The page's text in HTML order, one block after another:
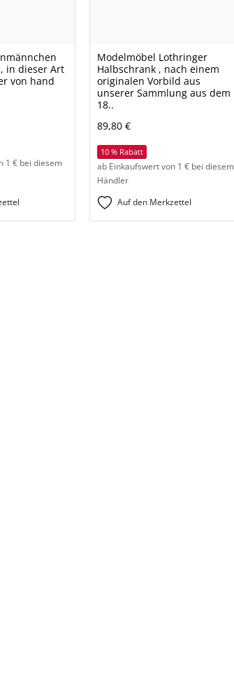
in dieser Art
von hand
1 € bei diesem
Modelmöbel Lothringer
Halbschrank , nach einem
originalen Vorbild aus
unserer Sammlung aus dem
18..
89,80 €
10 % Rabatt
ab Einkaufswert von 1 € bei diesem
Händler
Auf den Merkzettel